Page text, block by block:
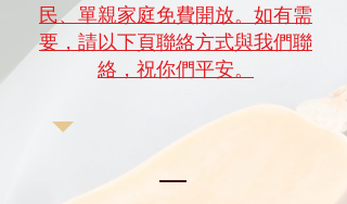
民、單親家庭免費開放。如有需
要，請以下頁聯絡方式與我們聯
絡，祝你們平安。